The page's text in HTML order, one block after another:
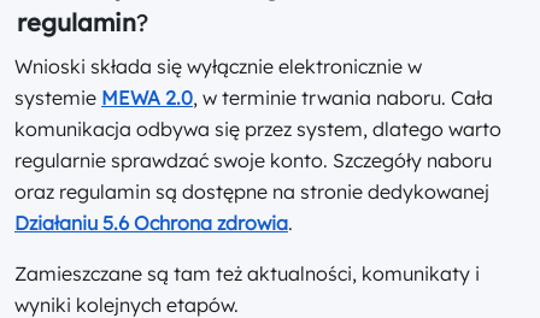
regulamin?
Wnioski składa się wyłącznie elektronicznie w
systemie MEWA 2.0, w terminie trwania naboru. Cała
komunikacja odbywa się przez system, dlatego warto
regularnie sprawdzać swoje konto. Szczegóły naboru
oraz regulamin są dostępne na stronie dedykowanej
Działaniu 5.6 Ochrona zdrowia.
Zamieszczane są tam też aktualności, komunikaty i
wyniki kolejnych etapów.